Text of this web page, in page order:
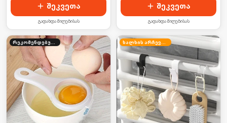
შეკვეთა
გადახდა მიღებისას
შეკვეთა
გადახდა მიღებისას
რეკომენდებული ხალხის არჩევანი